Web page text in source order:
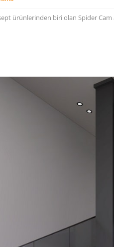
ürünlerinden biri olan Spider